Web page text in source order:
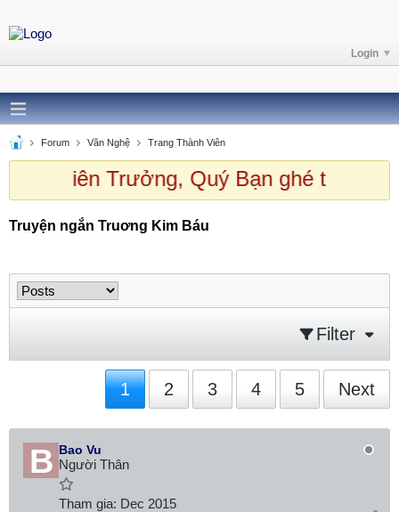
Login
Forum Văn Nghệ Trang Thành Viên
Niên Trưởng, Quý Bạn ghé thăm
Truyện ngắn Truơng Kim Báu
Filter
1 2 3 4 5 Next
Bao Vu
Người Thân
Tham gia: Dec 2015